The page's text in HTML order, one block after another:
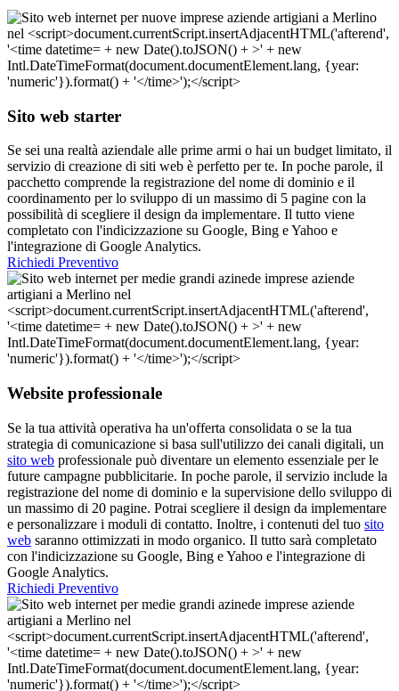
Sito web starter
Se sei una realtà aziendale alle prime armi o hai un budget limitato, il
servizio di creazione di siti web è perfetto per te. In poche parole, il
pacchetto comprende la registrazione del nome di dominio e il
coordinamento per lo sviluppo di un massimo di 5 pagine con la
possibilità di scegliere il design da implementare. Il tutto viene
completato con l'indicizzazione su Google, Bing e Yahoo e
l'integrazione di Google Analytics.
Richiedi Preventivo
Website professionale
Se la tua attività operativa ha un'offerta consolidata o se la tua
strategia di comunicazione si basa sull'utilizzo dei canali digitali, un
sito web professionale può diventare un elemento essenziale per le
future campagne pubblicitarie. In poche parole, il servizio include la
registrazione del nome di dominio e la supervisione dello sviluppo di
un massimo di 20 pagine. Potrai scegliere il design da implementare
e personalizzare i moduli di contatto. Inoltre, i contenuti del tuo sito
web saranno ottimizzati in modo organico. Il tutto sarà completato
con l'indicizzazione su Google, Bing e Yahoo e l'integrazione di
Google Analytics.
Richiedi Preventivo